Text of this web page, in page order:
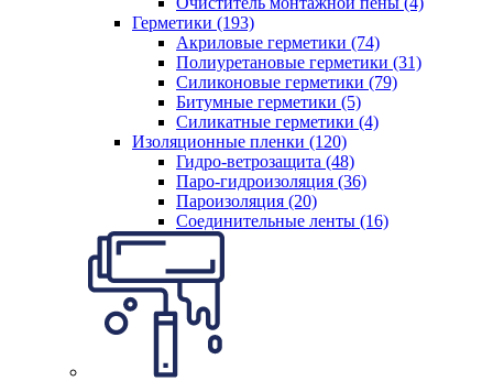
Герметики (193)
Акриловые герметики (74)
Полиуретановые герметики (31)
Силиконовые герметики (79)
Битумные герметики (5)
Силикатные герметики (4)
Изоляционные пленки (120)
Гидро-ветрозащита (48)
Паро-гидроизоляция (36)
Пароизоляция (20)
Соединительные ленты (16)